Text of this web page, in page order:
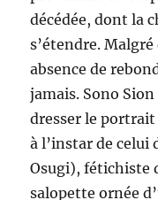
décédée, dont la
s’étendre.
absence de
jamais. Sono
dresser le portrait
à l’instar de celui
Osugi), fétichiste
salopette ornée